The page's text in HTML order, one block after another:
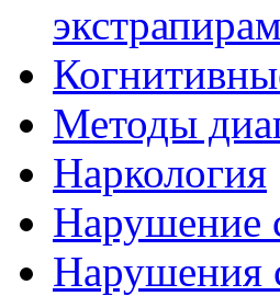
Методы
Наркология
Нарушение
Нарушения